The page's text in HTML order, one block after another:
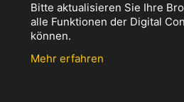
Bitte aktualisieren Sie Ihre
alle Funktionen der Digital
können.
Mehr erfahren